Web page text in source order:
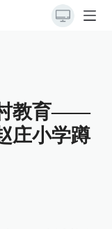
村教育——
庄小学蹲